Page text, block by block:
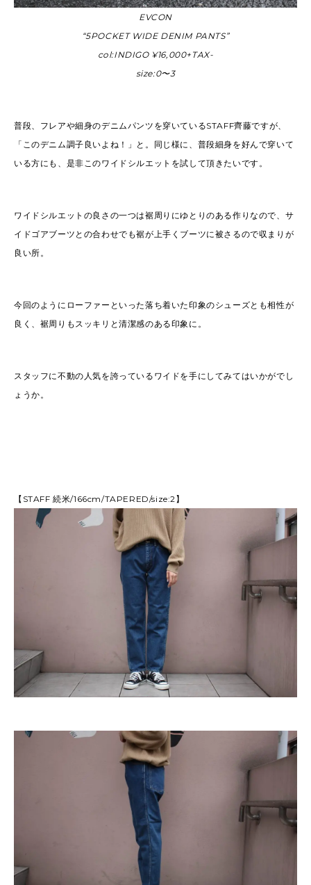
EVCON
“5POCKET WIDE DENIM PANTS”
col:INDIGO ¥16,000+TAX-
size:0〜3
普段、フレアや細身のデニムパンツを穿いているSTAFF齊藤ですが、
「このデニム調子良いよね！」と。同じ様に、普段細身を好んで穿いて
いる方にも、是非このワイドシルエットを試して頂きたいです。
ワイドシルエットの良さの一つは裾周りにゆとりのある作りなので、サ
イドゴアブーツとの合わせでも裾が上手くブーツに被さるので収まりが
良い所。
今回のようにローファーといった落ち着いた印象のシューズとも相性が
良く、裾周りもスッキリと清潔感のある印象に。
スタッフに不動の人気を誇っているワイドを手にしてみてはいかがでし
ょうか。
【STAFF 続米/166cm/TAPERED/size:2】